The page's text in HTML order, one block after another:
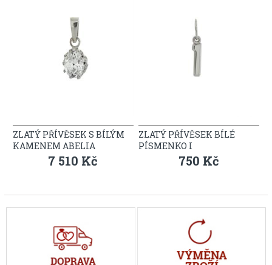
ZLATÝ PŘÍVĚSEK S BÍLÝM
KAMENEM ABELIA
7 510 Kč
ZLATÝ PŘÍVĚSEK BÍLÉ
PÍSMENKO I
750 Kč